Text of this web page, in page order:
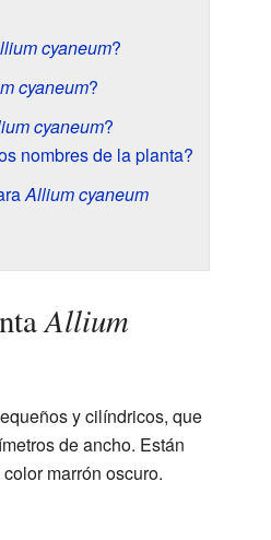
cyaneum?
cyaneum?
cyaneum?
nombres de la planta?
Allium cyaneum
Allium
y cilíndricos, que
de ancho. Están
marrón oscuro.